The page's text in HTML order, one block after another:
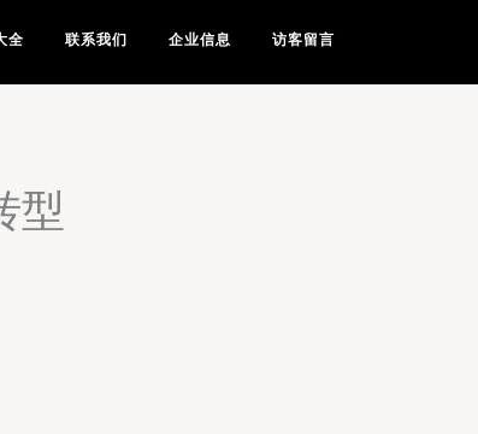
全 联系我们 企业信息 访客留言
型